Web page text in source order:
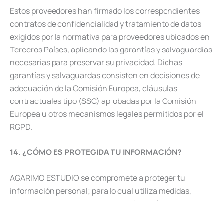
Estos proveedores han firmado los correspondientes
contratos de confidencialidad y tratamiento de datos
exigidos por la normativa para proveedores ubicados en
Terceros Países, aplicando las garantías y salvaguardias
necesarias para preservar su privacidad. Dichas
garantías y salvaguardas consisten en decisiones de
adecuación de la Comisión Europea, cláusulas
contractuales tipo (SSC) aprobadas por la Comisión
Europea u otros mecanismos legales permitidos por el
RGPD.
14. ¿CÓMO ES PROTEGIDA TU INFORMACIÓN?
AGARIMO ESTUDIO se compromete a proteger tu
información personal; para lo cual utiliza medidas,